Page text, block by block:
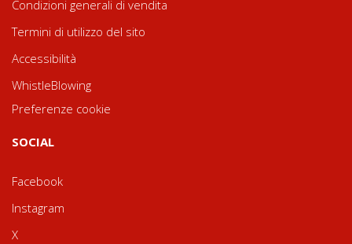
Condizioni generali di vendita
Termini di utilizzo del sito
Accessibilità
WhistleBlowing
Preferenze cookie
SOCIAL
Facebook
Instagram
X